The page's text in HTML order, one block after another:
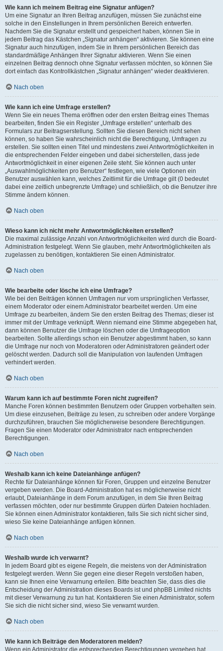
Wie kann ich meinem Beitrag eine Signatur anfügen?
Um eine Signatur an Ihren Beitrag anzufügen, müssen Sie zunächst eine
solche in den Einstellungen in Ihrem persönlichen Bereich entwerfen.
Nachdem Sie die Signatur erstellt und gespeichert haben, können Sie in
jedem Beitrag das Kästchen „Signatur anhängen“ aktivieren. Sie können eine
Signatur auch hinzufügen, indem Sie in Ihrem persönlichen Bereich das
standardmäßige Anhängen Ihrer Signatur aktivieren. Wenn Sie einen
einzelnen Beitrag dennoch ohne Signatur verfassen möchten, so können Sie
dort einfach das Kontrollkästchen „Signatur anhängen“ wieder deaktivieren.
Nach oben
Wie kann ich eine Umfrage erstellen?
Wenn Sie ein neues Thema eröffnen oder den ersten Beitrag eines Themas
bearbeiten, finden Sie ein Register „Umfrage erstellen“ unterhalb des
Formulars zur Beitragserstellung. Sollten Sie diesen Bereich nicht sehen
können, so haben Sie wahrscheinlich nicht die Berechtigung, Umfragen zu
erstellen. Sie sollten einen Titel und mindestens zwei Antwortmöglichkeiten in
die entsprechenden Felder eingeben und dabei sicherstellen, dass jede
Antwortmöglichkeit in einer eigenen Zeile steht. Sie können auch unter
„Auswahlmöglichkeiten pro Benutzer“ festlegen, wie viele Optionen ein
Benutzer auswählen kann, welches Zeitlimit für die Umfrage gilt (0 bedeutet
dabei eine zeitlich unbegrenzte Umfrage) und schließlich, ob die Benutzer ihre
Stimme ändern können.
Nach oben
Wieso kann ich nicht mehr Antwortmöglichkeiten erstellen?
Die maximal zulässige Anzahl von Antwortmöglichkeiten wird durch die Board-
Administration festgelegt. Wenn Sie glauben, mehr Antwortmöglichkeiten als
zugelassen zu benötigen, kontaktieren Sie einen Administrator.
Nach oben
Wie bearbeite oder lösche ich eine Umfrage?
Wie bei den Beiträgen können Umfragen nur vom ursprünglichen Verfasser,
einem Moderator oder einem Administrator bearbeitet werden. Um eine
Umfrage zu bearbeiten, ändern Sie den ersten Beitrag des Themas; dieser ist
immer mit der Umfrage verknüpft. Wenn niemand eine Stimme abgegeben hat,
dann können Benutzer die Umfrage löschen oder die Umfrageoption
bearbeiten. Sollte allerdings schon ein Benutzer abgestimmt haben, so kann
die Umfrage nur noch von Moderatoren oder Administratoren geändert oder
gelöscht werden. Dadurch soll die Manipulation von laufenden Umfragen
verhindert werden.
Nach oben
Warum kann ich auf bestimmte Foren nicht zugreifen?
Manche Foren können bestimmten Benutzern oder Gruppen vorbehalten sein.
Um diese einzusehen, Beiträge zu lesen, zu schreiben oder andere Vorgänge
durchzuführen, brauchen Sie möglicherweise besondere Berechtigungen.
Fragen Sie einen Moderator oder Administrator nach entsprechenden
Berechtigungen.
Nach oben
Weshalb kann ich keine Dateianhänge anfügen?
Rechte für Dateianhänge können für Foren, Gruppen und einzelne Benutzer
vergeben werden. Die Board-Administration hat es möglicherweise nicht
erlaubt, Dateianhänge in dem Forum anzufügen, in dem Sie Ihren Beitrag
verfassen möchten, oder nur bestimmte Gruppen dürfen Dateien hochladen.
Sie können einen Administrator kontaktieren, falls Sie sich nicht sicher sind,
wieso Sie keine Dateianhänge anfügen können.
Nach oben
Weshalb wurde ich verwarnt?
In jedem Board gibt es eigene Regeln, die meistens von der Administration
festgelegt werden. Wenn Sie gegen eine dieser Regeln verstoßen haben,
kann sie Ihnen eine Verwarnung erteilen. Bitte beachten Sie, dass dies die
Entscheidung der Administration dieses Boards ist und phpBB Limited nichts
mit dieser Verwarnung zu tun hat. Kontaktieren Sie einen Administrator, sofern
Sie sich die nicht sicher sind, wieso Sie verwarnt wurden.
Nach oben
Wie kann ich Beiträge den Moderatoren melden?
Wenn ein Administrator die entsprechenden Berechtigungen vergeben hat,